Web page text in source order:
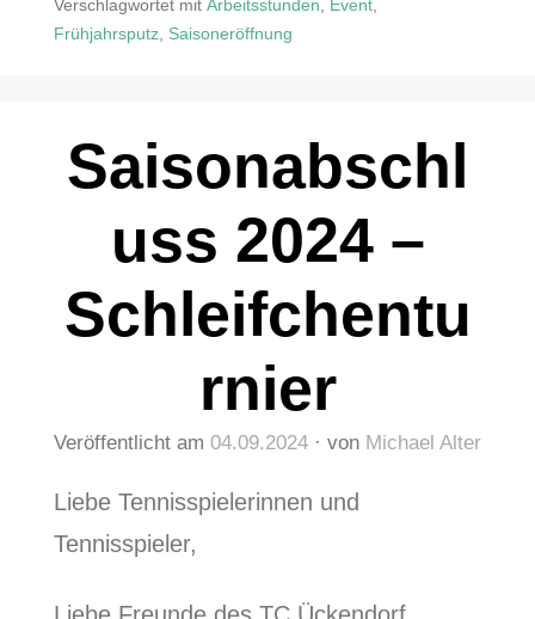
Verschlagwortet mit Arbeitsstunden, Event,
Frühjahrsputz, Saisoneröffnung
Saisonabschl
uss 2024 –
Schleifchentu
rnier
Veröffentlicht am 04.09.2024 von Michael Alter
Liebe Tennisspielerinnen und
Tennisspieler,
Liebe Freunde des TC Ückendorf,